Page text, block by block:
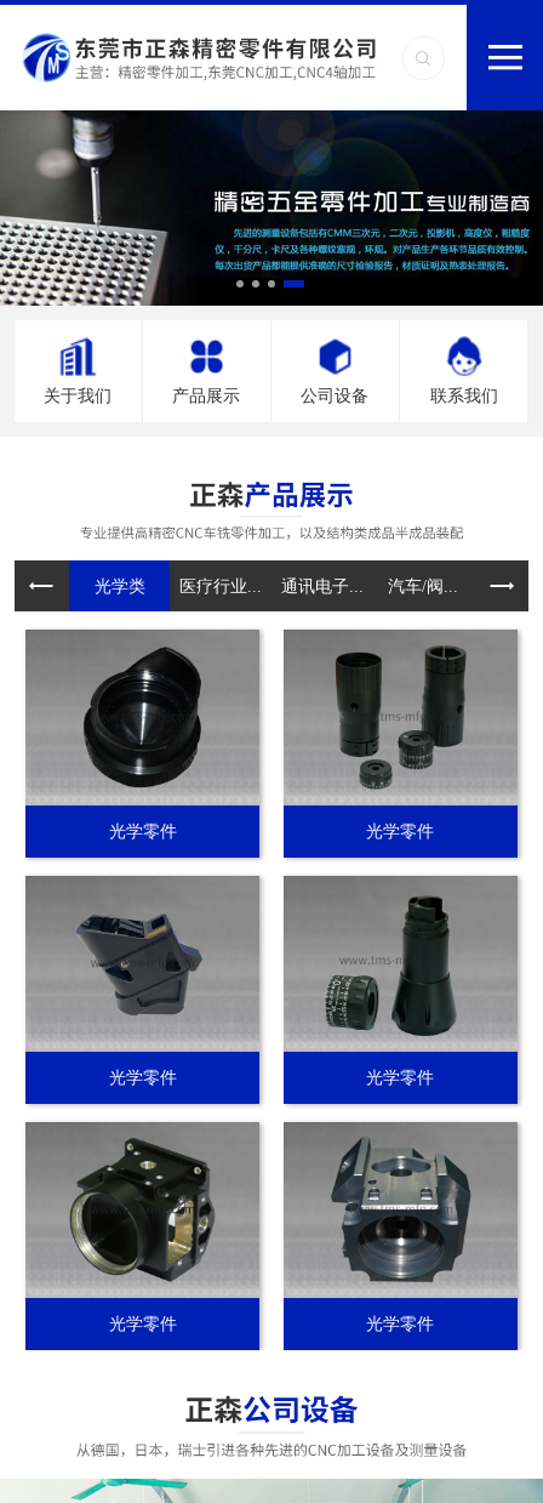
关于我们 产品展示 公司设备 联系我们
光学类 医疗行业... 通讯电子... 汽车/阀... 电动工
光学零件 光学零件
光学零件 光学零件
光学零件 光学零件